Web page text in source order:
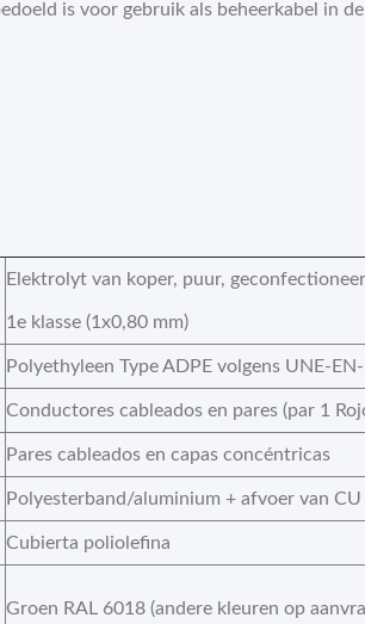
is voor gebruik als beheerkabel in
Elektrolyt van koper, puur,
1e klasse (1x0,80 mm)
Polyethyleen Type ADPE volgens UNE-
Conductores cableados en pares (par 1
Pares cableados en capas concéntricas
Polyesterband/aluminium + afvoer van CU
Cubierta poliolefina
Groen RAL 6018 (andere kleuren op